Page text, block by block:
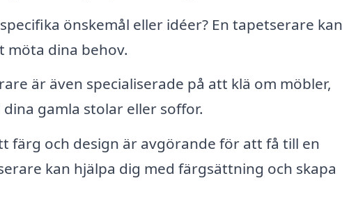
önskemål eller idéer? En tapetserare kan
möta dina behov.
är även specialiserade på att klä om möbler,
gamla stolar eller soffor.
färg och design är avgörande för att få till en
kan hjälpa dig med färgsättning och skapa